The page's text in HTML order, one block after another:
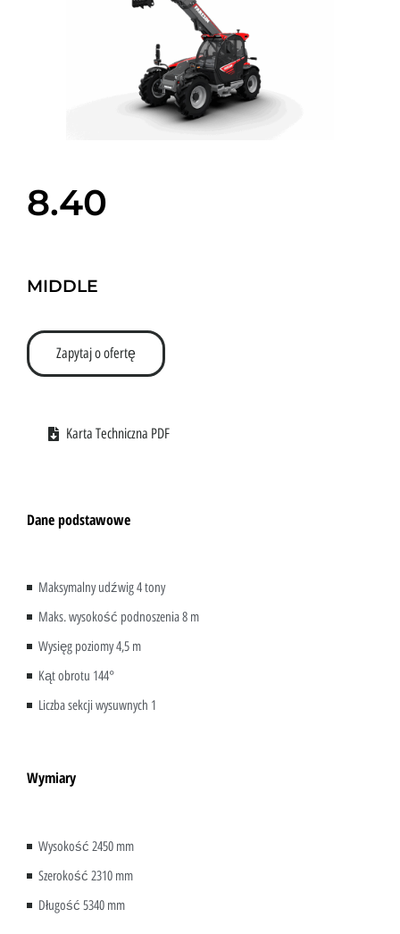
8.40
MIDDLE
Zapytaj o ofertę
Karta Techniczna PDF
Dane podstawowe
Maksymalny udźwig 4 tony
Maks. wysokość podnoszenia 8 m
Wysięg poziomy 4,5 m
Kąt obrotu 144°
Liczba sekcji wysuwnych 1
Wymiary
Wysokość 2450 mm
Szerokość 2310 mm
Długość 5340 mm